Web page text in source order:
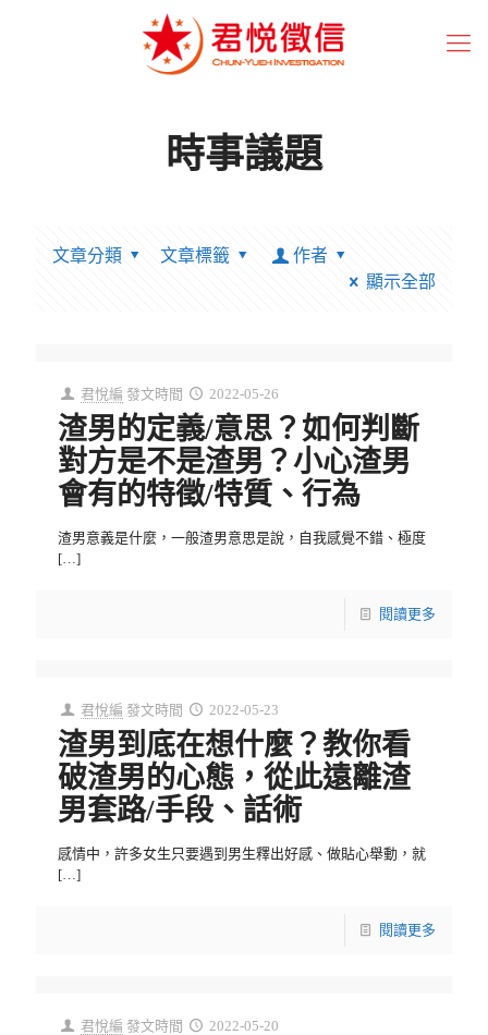
時事議題
文章分類 文章標籤
作者
顯示全部
君悅編 發文時間 2022-05-26
渣男的定義/意思？如何判斷
對方是不是渣男？小心渣男
會有的特徵/特質、行為
渣男意義是什麼，一般渣男意思是說，自我感覺不錯、極度
[…]
閱讀更多
君悅編 發文時間 2022-05-23
渣男到底在想什麼？教你看
破渣男的心態，從此遠離渣
男套路/手段、話術
感情中，許多女生只要遇到男生釋出好感、做貼心舉動，就
[…]
閱讀更多
君悅編 發文時間 2022-05-20